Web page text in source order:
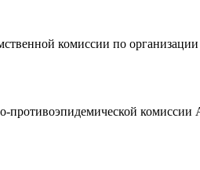
комиссии по
противоэпидемической